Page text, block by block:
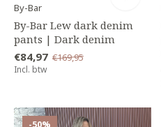
By-Bar
By-Bar Lew dark denim
pants | Dark denim
€84,97 €169,95
Incl. btw
-50%